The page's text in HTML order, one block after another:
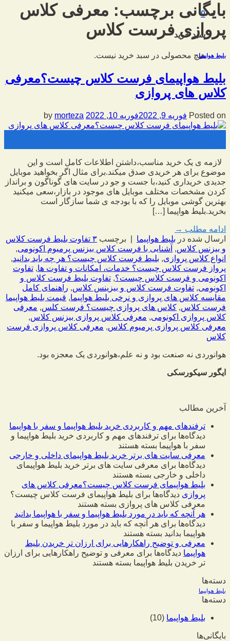
0
سبد خرید
هیچ محصولی در سبد خرید نیست.
بایگانی برچسب: معرفی کلاس
پروازی فرست کلاس
بلیط هواپیما
بلیط هواپیمای فرست کلاس چیست؟معرفی
کلاس های پروازی
Posted on فوریه 9, 2022 فوریه 10, 2022 morteza
لازمه ی یک خرید مناسب،داشتن اطلاعات کامل است و این
موضوع برای هر خریدی صدق میکند.برای مثال اگر بخواهید موبایل
جدیدی خریداری کنید،با جست و جو در سایت های گوناگون و برانداز
کردن مشخصات مختلف موبایل های موجود در بازار،سعی میکنید
بهترین گوشی موبایل را که با بودجه ی شما سازگار است
بخرید.بلیط هواپیما […]
ادامه مطلب →
ارسال شده در بلیط هواپیما برچسب
۳ تفاوت بلیط فرست کلاس
و بیزنس کلاس, آشنایی با فرست کلاس بیزنس پرمیوم اکونومی,
انواع کلاس پروازی, بلیط فرست کلاس چیست؟ هر چه باید بدانید,
پرواز فرست کلاس چیست؟ خدمات، امکانات و تفاوت ها, تفاوت
اکونومی و فرست کلاس چیست؟, تفاوت بلیط فرست کلاس و
اکونومی, تفاوت فرست کلاس و بیزینس کلاس, راهنمای کامل
مقایسه کلاس های پروازی و نرخی بلیط هواپیما, قیمت بلیط هواپیما
فرست کلاس, کلاس های پروازی چیست؟ فرست کلس, معرفی
کلاس پروازی اکونومی, معرفی کلاس پروازی بیزنس کلاس,
معرفی کلاس پروازی پرمیوم کلاس, معرفی کلاس پروازی فرست
کلاس
هوانوردی نه صنعت بود و نه علم،هوانوردی یک معجزه بود.
ایگور سیکورسکی
آخرین مطالب
ترفندهای مهم و کاربردی خرید بلیط هواپیما و سفر با هواپیما
دیدگاه‌ها برای ترفندهای مهم و کاربردی خرید بلیط هواپیما و
سفر با هواپیما بسته هستند
معرفی سایت های برتر خرید بلیط هواپیمای داخلی و خارجی
دیدگاه‌ها برای معرفی سایت های برتر خرید بلیط هواپیمای
داخلی و خارجی بسته هستند
بلیط هواپیمای فرست کلاس چیست؟معرفی کلاس های
پروازی دیدگاه‌ها برای بلیط هواپیمای فرست کلاس چیست؟
معرفی کلاس های پروازی بسته هستند
هر آنچه که باید در مورد بلیط هواپیما و سفر با هواپیما بدانید
دیدگاه‌ها برای هر آنچه که باید در مورد بلیط هواپیما و سفر با
هواپیما بدانید بسته هستند
معرفی و توضیح راهکارهایی برای ارزان تر خریدن بلیط
هواپیما دیدگاه‌ها برای معرفی و توضیح راهکارهایی برای ارزان
تر خریدن بلیط هواپیما بسته هستند
دسته‌ها
بلیط هواپیما
دسته‌ها
بلیط هواپیما (10)
بایگانی‌ها